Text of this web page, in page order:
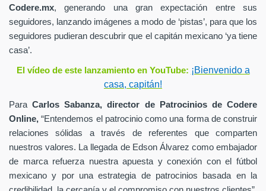
Codere.mx,
generando una gran expectación entre sus
seguidores, lanzando imágenes a modo de ‘pistas’, para que los
seguidores pudieran descubrir que el capitán mexicano ‘ya tiene
casa’.
El vídeo de este lanzamiento en YouTube: ¡Bienvenido a
casa, capitán!
ParaCarlos Sabanza, director de Patrocinios de Codere
Online, “Entendemos el patrocinio como una forma de construir
relaciones sólidas a través de referentes que comparten
nuestros valores. La llegada de Edson Álvarez como embajador
de marca refuerza nuestra apuesta y conexión con el fútbol
mexicano y por una estrategia de patrocinios basada en la